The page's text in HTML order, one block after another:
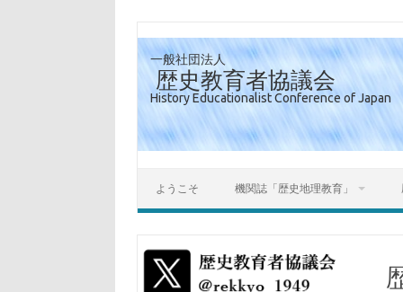
一般社団法人
歴史教育者協議会
History Educationalist Conference of Japan
ようこそ 機関誌「歴史地理教育」